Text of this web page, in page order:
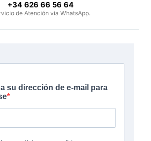
‪+34 626 66 56 64‬
de Atención vía WhatsApp.